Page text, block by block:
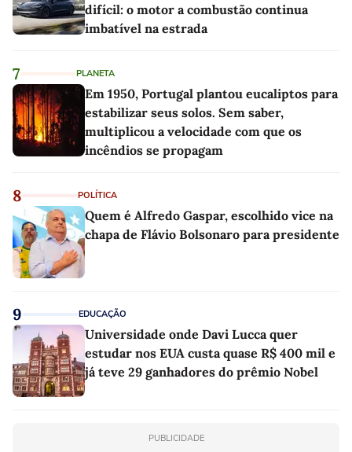
difícil: o motor a combustão continua
imbatível na estrada
7 PLANETA
Em 1950, Portugal plantou eucaliptos para
estabilizar seus solos. Sem saber,
multiplicou a velocidade com que os
incêndios se propagam
8 POLÍTICA
Quem é Alfredo Gaspar, escolhido vice na
chapa de Flávio Bolsonaro para presidente
9 EDUCAÇÃO
Universidade onde Davi Lucca quer
estudar nos EUA custa quase R$ 400 mil e
já teve 29 ganhadores do prêmio Nobel
PUBLICIDADE